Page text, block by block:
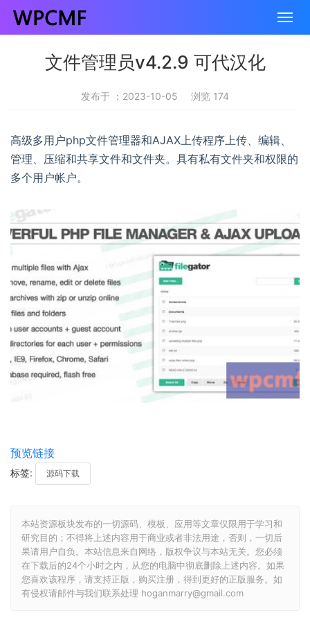
文件管理员v4.2.9 可代汉化
发布于 ：2023-10-05 浏览 174
高级多用户php文件管理器和AJAX上传程序上传、编辑、
管理、压缩和共享文件和文件夹。具有私有文件夹和权限的
多个用户帐户。
预览链接
标签: 源码下载
本站资源板块发布的一切源码、模板、应用等文章仅限用于学习和
研究目的；不得将上述内容用于商业或者非法用途，否则，一切后
果请用户自负。本站信息来自网络，版权争议与本站无关。您必须
在下载后的24个小时之内，从您的电脑中彻底删除上述内容。如果
您喜欢该程序，请支持正版，购买注册，得到更好的正版服务。如
有侵权请邮件与我们联系处理 hoganmarry@gmail.com